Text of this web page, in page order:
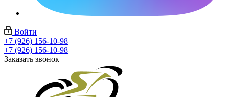
Войти
+7 (926) 156-10-98
+7 (926) 156-10-98
Заказать звонок